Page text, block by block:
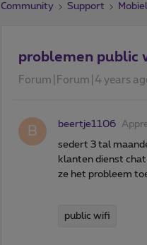
Community Support
problemen public
Forum|Forum|4 years
B beertje1106
sedert 3 tal
klanten dienst
ze het probleem
public wifi